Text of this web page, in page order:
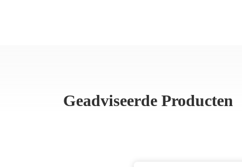
Geadviseerde Producten